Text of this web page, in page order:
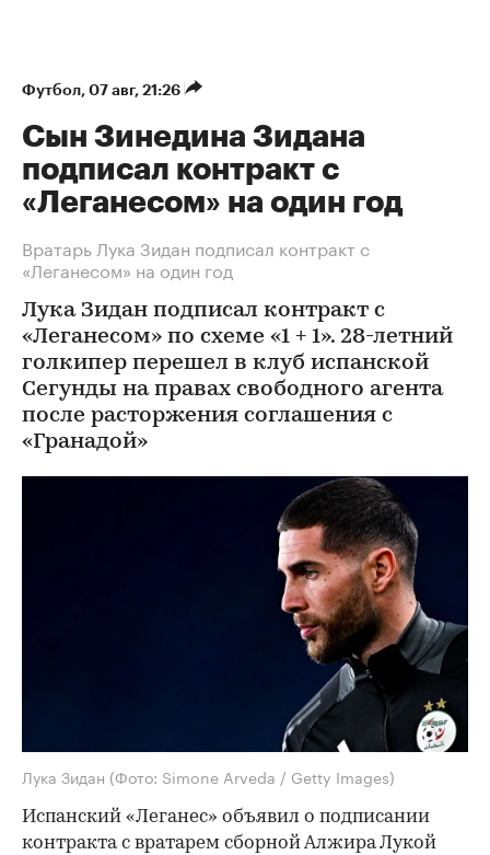
Футбол⁠, 07 авг, 21:26
Сын Зинедина Зидана
подписал контракт с
«Леганесом» на один год
Вратарь Лука Зидан подписал контракт с
«Леганесом» на один год
Лука Зидан подписал контракт с
«Леганесом» по схеме «1 + 1». 28-летний
голкипер перешел в клуб испанской
Сегунды на правах свободного агента
после расторжения соглашения с
«Гранадой»
Лука Зидан (Фото: Simone Arveda / Getty Images)
Испанский «Леганес» объявил о подписании
контракта с вратарем сборной Алжира Лукой